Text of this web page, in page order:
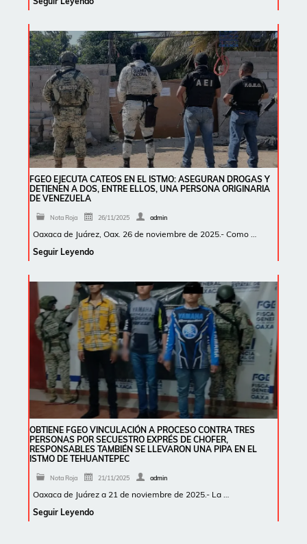
FGEO EJECUTA CATEOS EN EL ISTMO: ASEGURAN DROGAS Y
DETIENEN A DOS, ENTRE ELLOS, UNA PERSONA ORIGINARIA
DE VENEZUELA
Nota Roja 26/11/2025 admin
Oaxaca de Juárez, Oax. 26 de noviembre de 2025.- Como …
Seguir Leyendo
OBTIENE FGEO VINCULACIÓN A PROCESO CONTRA TRES
PERSONAS POR SECUESTRO EXPRÉS DE CHOFER,
RESPONSABLES TAMBIÉN SE LLEVARON UNA PIPA EN EL
ISTMO DE TEHUANTEPEC
Nota Roja 21/11/2025 admin
Oaxaca de Juárez a 21 de noviembre de 2025.- La …
Seguir Leyendo